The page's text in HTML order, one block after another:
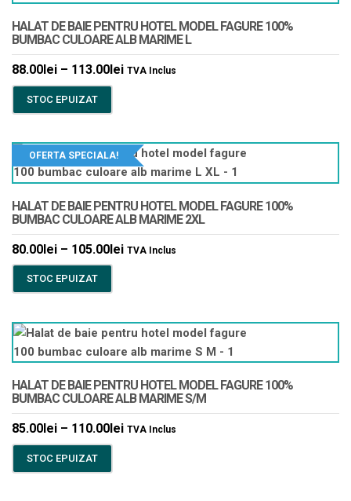
HALAT DE BAIE PENTRU HOTEL MODEL FAGURE 100%
BUMBAC CULOARE ALB MARIME L
88.00 lei – 113.00 lei TVA Inclus
STOC EPUIZAT
OFERTA SPECIALA!
HALAT DE BAIE PENTRU HOTEL MODEL FAGURE 100%
BUMBAC CULOARE ALB MARIME 2XL
80.00lei – 105.00lei TVA Inclus
STOC EPUIZAT
HALAT DE BAIE PENTRU HOTEL MODEL FAGURE 100%
BUMBAC CULOARE ALB MARIME S/M
85.00 lei – 110.00 lei TVA Inclus
STOC EPUIZAT